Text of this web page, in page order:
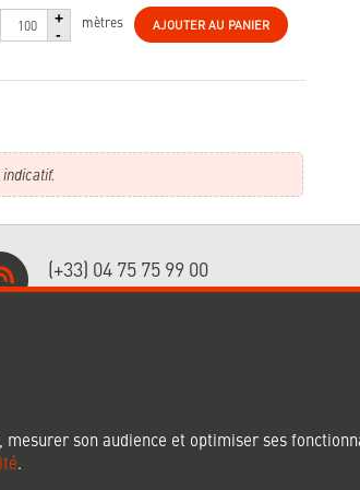
+
-
mètres AJOUTER AU PANIER
(+33) 04 75 75 99 00
Nos spécialistes vous répondent !
son audience et optimiser ses
.